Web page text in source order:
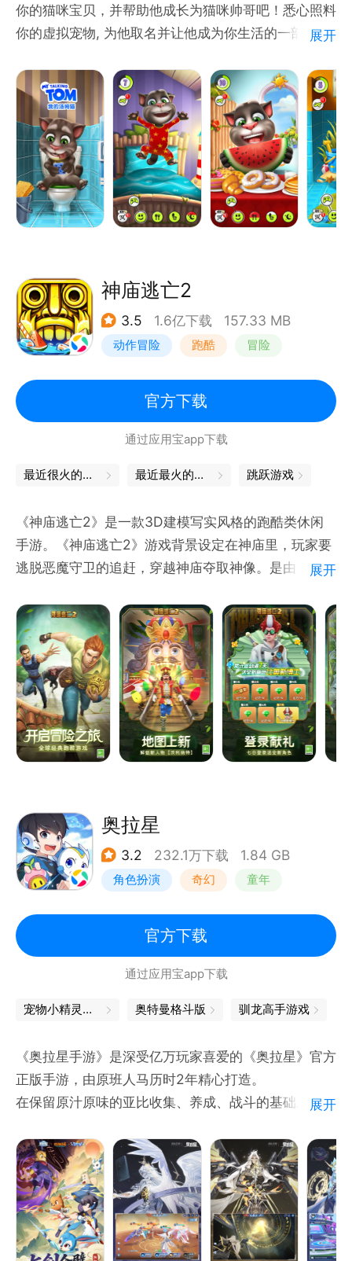
你的猫咪宝贝，并帮助他成长为猫咪帅哥吧！悉心照料
你的虚拟宠物, 为他取名并让他成为你生活的一部分－
其他配件中选择，以你喜爱的任何方式来打扮他。布置
他的小窝，还可以去看看别人是如何布置他们的“我的
汤姆猫”的家。与你的汤姆一起开心玩游戏，看着他慢
慢成为你日常生活的一部分。
特性：
- 畅玩 10 个迷你游戏：果冻连线、泡泡射手、星球跳
跳跳 、连及更多！！赢取金币、乐趣无穷！
展开
神庙逃亡2
3.5 1.6亿下载 157.33 MB
动作冒险 跑酷 冒险
官方下载
通过应用宝app下载
最近很火的游戏 最近最火的游戏 跳跃游戏
《神庙逃亡2》是一款3D建模写实风格的跑酷类休闲
手游。《神庙逃亡2》游戏背景设定在神庙里，玩家要
逃脱恶魔守卫的追赶，穿越神庙夺取神像。是由
角色扮演运动类冒险游戏。全球海量玩家都在玩， 这
是一条怎么跑都跑不完的路程，但是却也给人一种希
望，也许出口，也许胜利就在前方，只要我们坚持不
懈，终会到达希望的港口，胜利的彼岸！所以你还在等
待什么呢？如果你够胆的话就拿起手机跟我踏上逃亡之
旅吧！
展开
奥拉星
3.2 232.1万下载 1.84 GB
角色扮演 奇幻 童年
官方下载
通过应用宝app下载
宠物小精灵游戏 奥特曼格斗版 驯龙高手游戏
《奥拉星手游》是深受亿万玩家喜爱的《奥拉星》官方
正版手游，由原班人马历时2年精心打造。
在保留原汁原味的亚比收集、养成、战斗的基础上，拓
凭借全新的3D姿态，为你呈现一个青春、热血的全新
奥拉世界。
展开